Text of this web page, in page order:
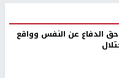
الدفاع عن النفس وواقع